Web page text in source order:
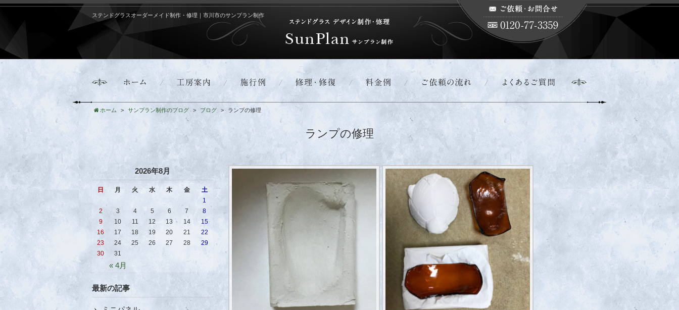
ステンドグラスオーダーメイド制作・修理｜市川市のサンプラン制作
ホーム サンプラン制作のブログ ブログ ランプの修理
ランプの修理
2026年8月
日 月 火 水 木 金 土
« 4月
1
2
3 4 5 6 7
8
9
10 11 12 13 14
15
16
17 18 19 20 21
22
23
24 25 26 27 28
29
30
31
最新の記事